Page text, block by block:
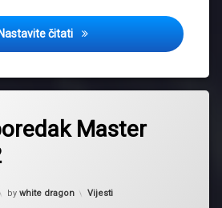
Nastavite čitati Najava: Summer Challenge
Master
Updated on 15/08/2017
by white dragon Kategorije:
Vijesti